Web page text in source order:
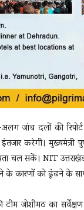
जांच दलों की
करेगी। मुख्यमंत्री
सकें। NIT उत्तराखंड
के कारणों को ढूंढने के
जोशीमठ का